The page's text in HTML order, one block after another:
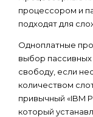
процессором и
подходят для
Одноплатные
выбор
свободу, если
количеством
привычный «IBM
который